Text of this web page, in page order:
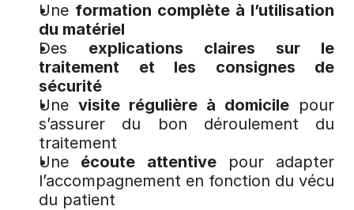
Une formation complète à l’utilisation
du matériel
Des explications claires sur le
traitement et les consignes de
sécurité
Une visite régulière à domicile pour
s’assurer du bon déroulement du
traitement
Une écoute attentive pour adapter
l’accompagnement en fonction du vécu
du patient